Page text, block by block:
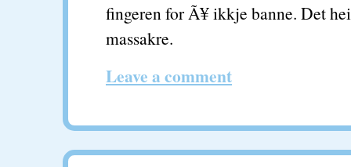
fingeren for Ã¥ ikkje banne. Det
massakre.
Leave a comment